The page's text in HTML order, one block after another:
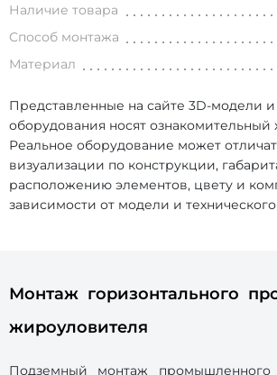
Наличие товара
Способ монтажа
Материал
Представленные на сайте 3D-модели
оборудования носят ознакомительный
Реальное оборудование может
визуализации по конструкции,
расположению элементов, цвету и
зависимости от модели и
Монтаж горизонтального
жироуловителя
Подземный монтаж промышленного